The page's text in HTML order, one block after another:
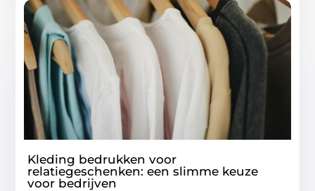
Kleding bedrukken voor
relatiegeschenken: een slimme keuze
voor bedrijven